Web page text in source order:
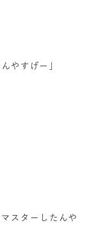
やすげー」
スターしたんや